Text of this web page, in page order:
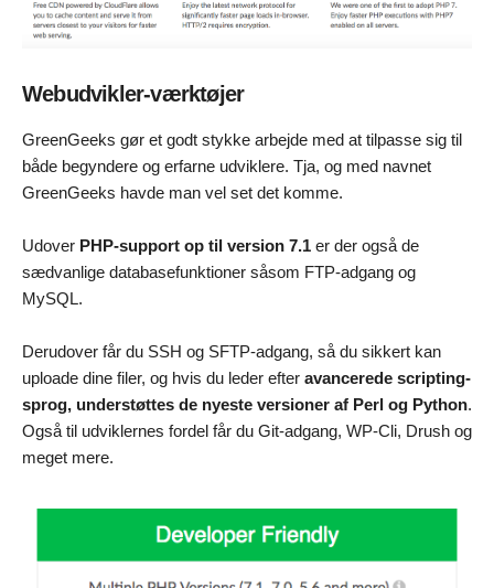
Webudvikler-værktøjer
GreenGeeks gør et godt stykke arbejde med at tilpasse sig til
både begyndere og erfarne udviklere. Tja, og med navnet
GreenGeeks havde man vel set det komme.
Udover PHP-support op til version 7.1 er der også de
sædvanlige databasefunktioner såsom FTP-adgang og
MySQL.
Derudover får du SSH og SFTP-adgang, så du sikkert kan
uploade dine filer, og hvis du leder efter avancerede scripting-
sprog, understøttes de nyeste versioner af Perl og Python.
Også til udviklernes fordel får du Git-adgang, WP-Cli, Drush og
meget mere.